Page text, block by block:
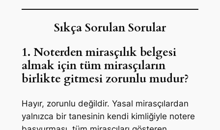
Sıkça Sorulan Sorular
1. Noterden mirasçılık belgesi
almak için tüm mirasçıların
birlikte gitmesi zorunlu mudur?
Hayır, zorunlu değildir. Yasal mirasçılardan
yalnızca bir tanesinin kendi kimliğiyle notere